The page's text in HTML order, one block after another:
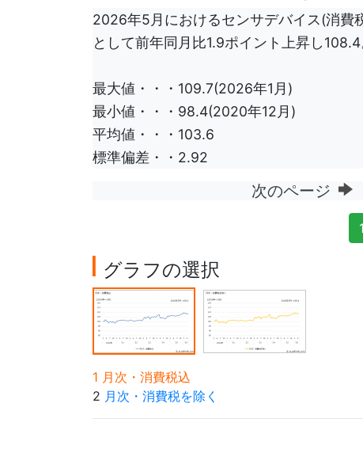
2026年5月におけるセンサデバイス(消費
として前年同月比1.9ポイント上昇し108.4
最大値・・・109.7(2026年1月)
最小値・・・98.4(2020年12月)
平均値・・・103.6
標準偏差・・2.92
次のページ
1
グラフの選択
1 月次・消費税込
2 月次・消費税を除く